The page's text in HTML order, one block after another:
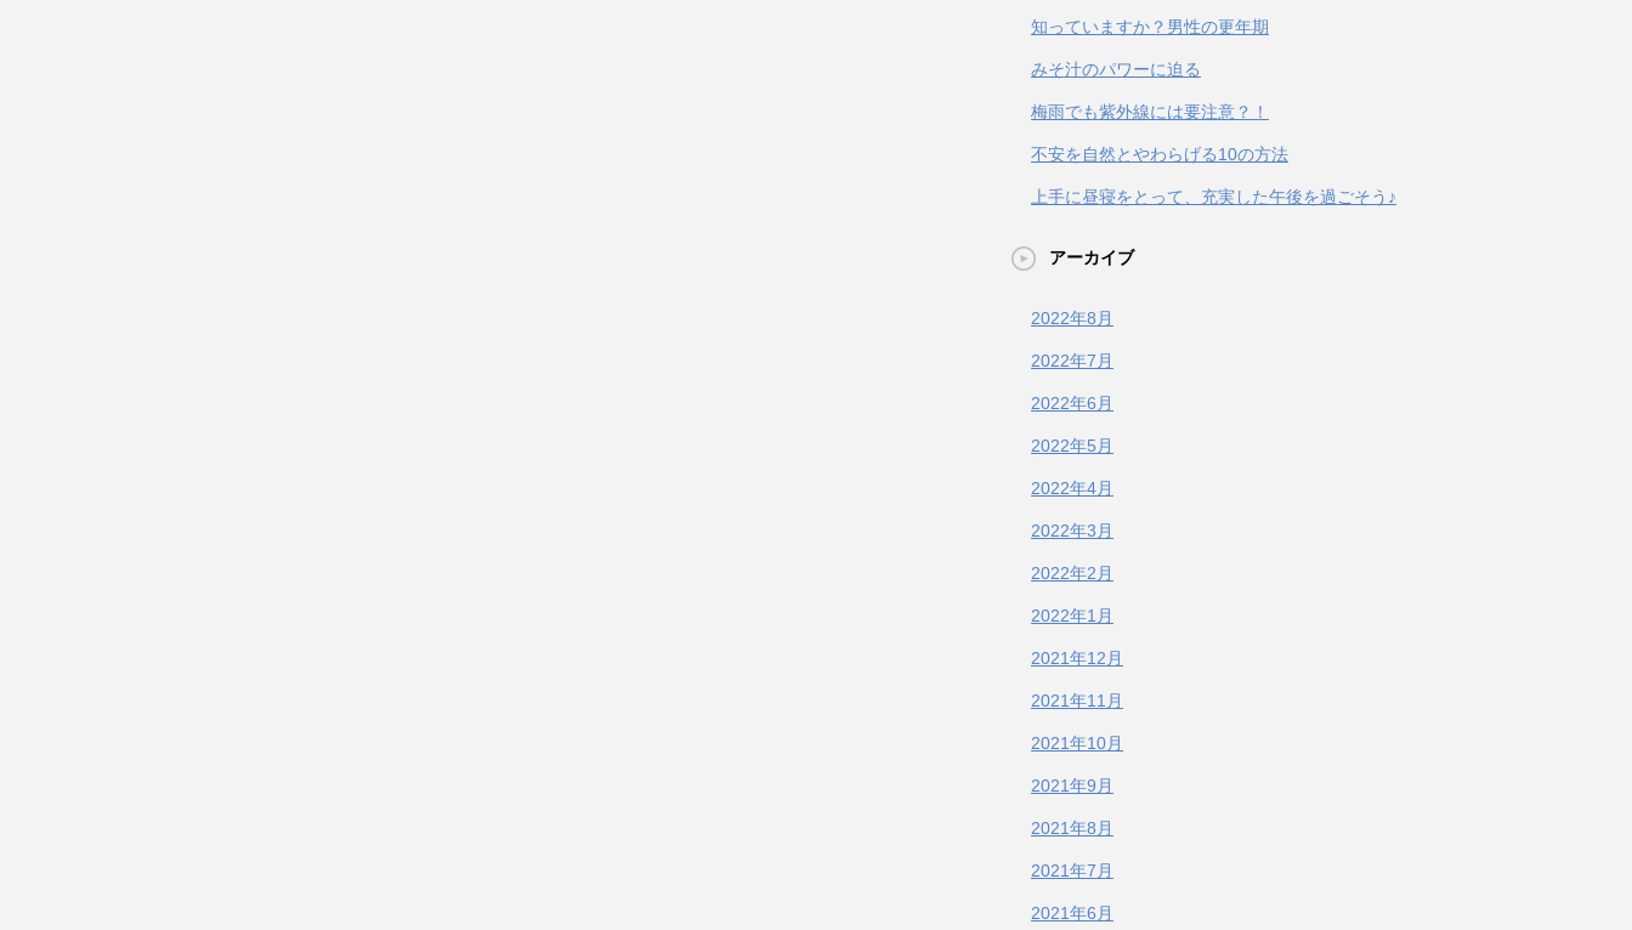
知っていますか？男性の更年期
みそ汁のパワーに迫る
梅雨でも紫外線には要注意？！
不安を自然とやわらげる10の方法
上手に昼寝をとって、充実した午後を過ごそう♪
アーカイブ
2022年8月
2022年7月
2022年6月
2022年5月
2022年4月
2022年3月
2022年2月
2022年1月
2021年12月
2021年11月
2021年10月
2021年9月
2021年8月
2021年7月
2021年6月